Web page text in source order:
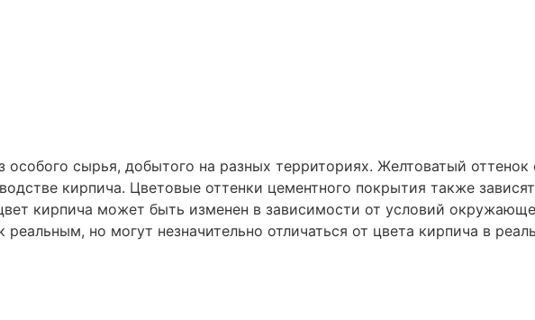
особого сырья, добытого на разных территориях. Желтоватый
кирпича. Цветовые оттенки цементного покрытия также
кирпича может быть изменен в зависимости от условий
но могут незначительно отличаться от цвета кирпича в